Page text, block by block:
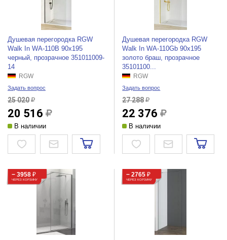
Душевая перегородка RGW
Walk In WA-110B 90x195
черный, прозрачное 351011009-
14
RGW
Задать вопрос
25 020
20 516
В наличии
Душевая перегородка RGW
Walk In WA-110Gb 90x195
золото браш, прозрачное
35101100...
RGW
Задать вопрос
27 288
22 376
В наличии
− 3958 ₽
ЧЕРЕЗ КОРЗИНУ
− 2765 ₽
ЧЕРЕЗ КОРЗИНУ